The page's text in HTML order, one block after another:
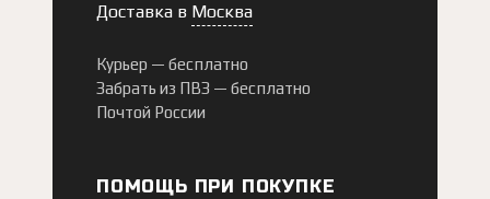
Доставка в Москва
Курьер — бесплатно
Забрать из ПВЗ — бесплатно
Почтой России
ПОМОЩЬ ПРИ ПОКУПКЕ